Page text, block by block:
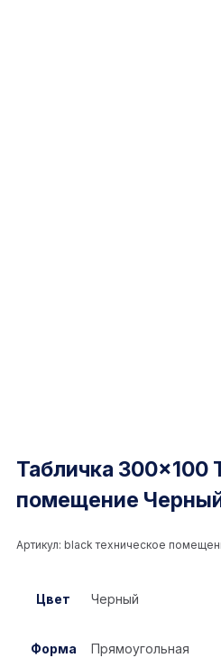
Табличка 300×100
помещение
Артикул: black техническое
Цвет Черный
Форма Прямоугольная